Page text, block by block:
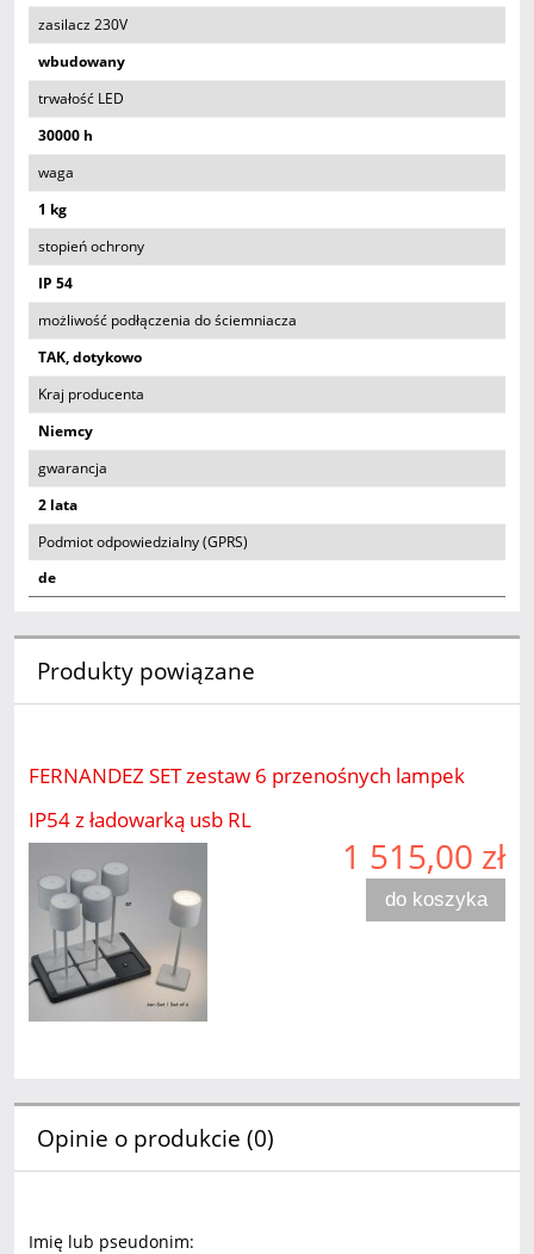
zasilacz 230V
wbudowany
trwałość LED
30000 h
waga
1 kg
stopień ochrony
IP 54
możliwość podłączenia do ściemniacza
TAK, dotykowo
Kraj producenta
Niemcy
gwarancja
2 lata
Podmiot odpowiedzialny (GPRS)
de
Produkty powiązane
FERNANDEZ SET zestaw 6 przenośnych lampek
IP54 z ładowarką usb RL
1 515,00 zł
do koszyka
Opinie o produkcie (0)
Imię lub pseudonim: